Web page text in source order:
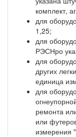
комплект,
для
1,25;
для
РЭСНро
для
других
единица
для
ремонта
или
измерения